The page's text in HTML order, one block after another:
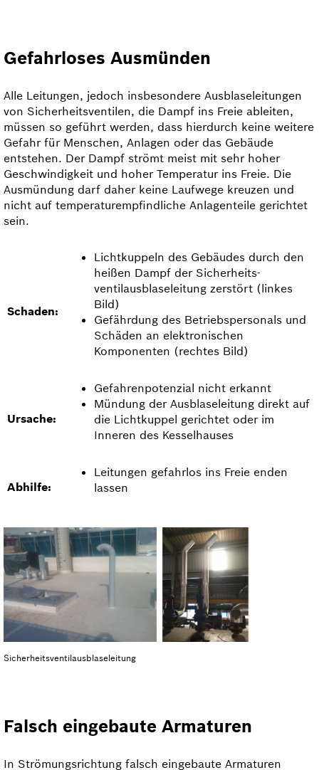
Gefahrloses Ausmünden
Alle Leitungen, jedoch insbesondere Ausblase­leitungen
von Sicherheits­ventilen, die Dampf ins Freie ableiten,
müssen so geführt werden, dass hierdurch keine weitere
Gefahr für Menschen, Anlagen oder das Ge­bäude
entstehen. Der Dampf strömt meist mit sehr hoher
Geschwindigkeit und hoher Temperatur ins Freie. Die
Ausmündung darf daher keine Laufwege kreuzen und
nicht auf temperaturempfindliche Anlagenteile gerichtet
sein.
Schaden:
Lichtkuppeln des Gebäudes durch den
heißen Dampf der Sicherheits­
ventilausblase­leitung zerstört (linkes
Bild)
Gefährdung des Betriebspersonals und
Schäden an elektronischen
Komponenten (rechtes Bild)
Ursache:
Gefahrenpotenzial nicht erkannt
Mündung der Ausblase­leitung direkt auf
die Lichtkuppel gerichtet oder im
Inneren des Kesselhauses
Abhilfe:
Leitungen gefahrlos ins Freie enden
lassen
Sicherheits­ventilausblase­leitung
Falsch eingebaute Armaturen
In Strömungsrichtung falsch eingebaute Armaturen